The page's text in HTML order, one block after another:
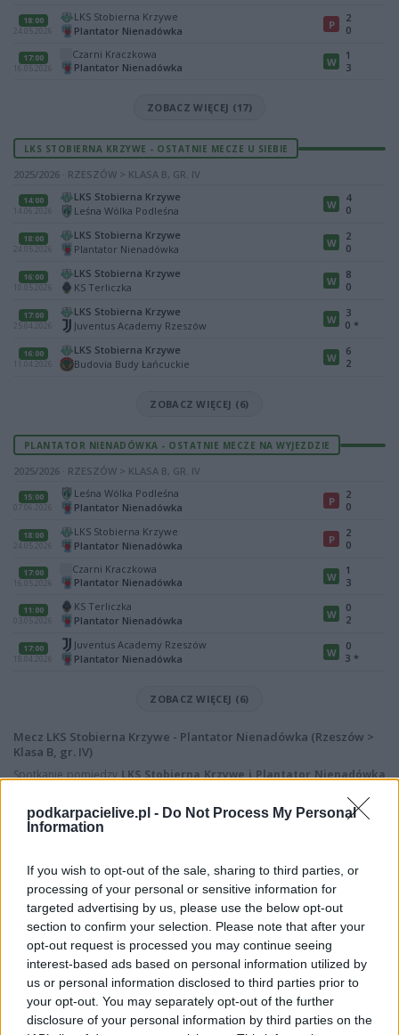
podkarpacielive.pl - Do Not Process My Personal
Information
If you wish to opt-out of the sale, sharing to third parties, or
processing of your personal or sensitive information for
targeted advertising by us, please use the below opt-out
section to confirm your selection. Please note that after your
opt-out request is processed you may continue seeing
interest-based ads based on personal information utilized by
us or personal information disclosed to third parties prior to
your opt-out. You may separately opt-out of the further
disclosure of your personal information by third parties on the
18:00
24.05.2026
LKS Stobierna Krzywe
Plantator Nienadówka
P
2
0
17:00
16.05.2026
Czarni Kraczkowa
Plantator Nienadówka
W
1
3
ZOBACZ WIĘCEJ (17)
LKS STOBIERNA KRZYWE - OSTATNIE MECZE U SIEBIE
2025/2026 · RZESZÓW > KLASA B, GR. IV
14:00
14.06.2026
LKS Stobierna Krzywe
Leśna Wólka Podleśna
W
4
0
18:00
24.05.2026
LKS Stobierna Krzywe
Plantator Nienadówka
W
2
0
16:00
10.05.2026
LKS Stobierna Krzywe
KS Terliczka
W
8
0
17:00
25.04.2026
LKS Stobierna Krzywe
Juventus Academy Rzeszów
W
3
0 *
16:00
11.04.2026
LKS Stobierna Krzywe
Budovia Budy Łańcuckie
W
6
2
ZOBACZ WIĘCEJ (6)
PLANTATOR NIENADÓWKA - OSTATNIE MECZE NA WYJEZDZIE
2025/2026 · RZESZÓW > KLASA B, GR. IV
15:00
07.06.2026
Leśna Wólka Podleśna
Plantator Nienadówka
P
2
0
18:00
24.05.2026
LKS Stobierna Krzywe
Plantator Nienadówka
P
2
0
17:00
16.05.2026
Czarni Kraczkowa
Plantator Nienadówka
W
1
3
11:00
03.05.2026
KS Terliczka
Plantator Nienadówka
W
0
2
17:00
18.04.2026
Juventus Academy Rzeszów
Plantator Nienadówka
W
0
3 *
ZOBACZ WIĘCEJ (6)
Mecz LKS Stobierna Krzywe - Plantator Nienadówka (Rzeszów >
Klasa B, gr. IV)
Spotkanie pomiędzyLKS Stobierna Krzywe i Plantator Nienadówka
Rzeszów > Klasa B, gr. IV).
Na stroniePodkarpacieLive.pl
spotkania . To kompletne źródło danych dla kibiców i pasjonatów
lokalnej piłki nożnej. Jeżeli aktualnie nie widzisz tutaj danych z pewnością
pracujemy nad tym żeby je uzupełnić.
Wynik meczu LKS Stobierna Krzywe vs Plantator Nienadówka
Po zakończeniu spotkania automatycznie publikujemyoficjalny wynik
spotkania, a także dane meczowe, jeśli są dostępne.
Pełny harmonogram rozgrywek dostępny jest tutaj:Rzeszów > Klasa B,
gr. IV - terminarz.